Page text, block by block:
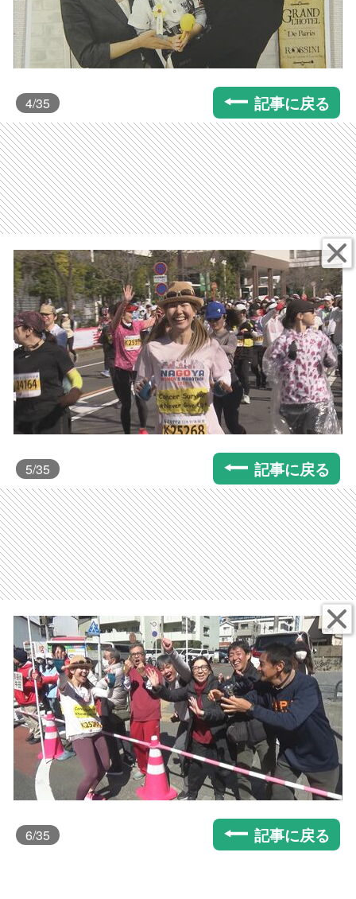
4/35 記事に戻る
5/35 記事に戻る
6/35 記事に戻る